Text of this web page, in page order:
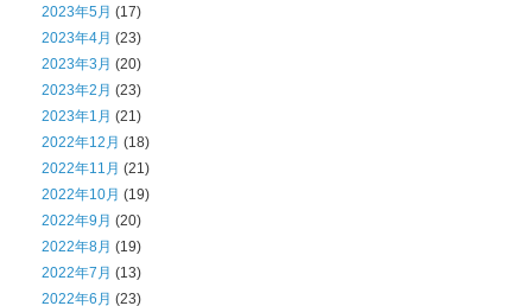
2023年5月 (17)
2023年4月 (23)
2023年3月 (20)
2023年2月 (23)
2023年1月 (21)
2022年12月 (18)
2022年11月 (21)
2022年10月 (19)
2022年9月 (20)
2022年8月 (19)
2022年7月 (13)
2022年6月 (23)